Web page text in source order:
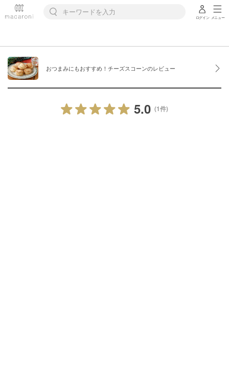
ログイン メニュー
おつまみにもおすすめ！チーズスコーンのレビュー
5.0 (1件)